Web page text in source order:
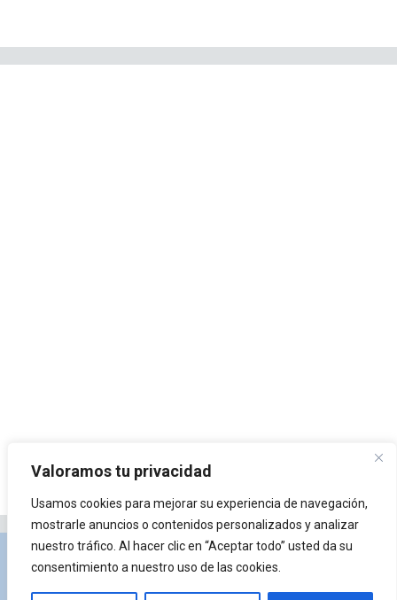
Valoramos tu privacidad
Usamos cookies para mejorar su experiencia de navegación,
mostrarle anuncios o contenidos personalizados y analizar
nuestro tráfico. Al hacer clic en “Aceptar todo” usted da su
consentimiento a nuestro uso de las cookies.
Privacidad y Política de Cookies Portal de
arquitectura Lista de Temas ¿Qué es Arkiplus?